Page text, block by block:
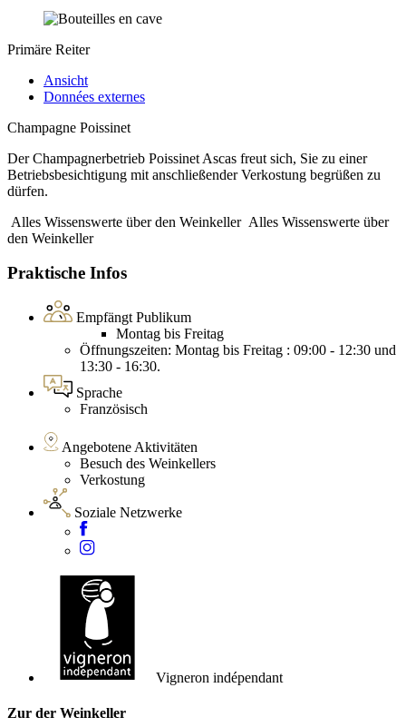
Primäre Reiter
Ansicht
Données externes
Champagne Poissinet
Der Champagnerbetrieb Poissinet Ascas freut sich, Sie zu einer
Betriebsbesichtigung mit anschließender Verkostung begrüßen zu
dürfen.
Alles Wissenswerte über den Weinkeller Alles Wissenswerte über
den Weinkeller
Praktische Infos
Empfängt Publikum
Montag bis Freitag
Öffnungszeiten: Montag bis Freitag : 09:00 - 12:30 und
13:30 - 16:30.
Sprache
Französisch
Angebotene Aktivitäten
Besuch des Weinkellers
Verkostung
Soziale Netzwerke
Vigneron indépendant
Zur der Weinkeller